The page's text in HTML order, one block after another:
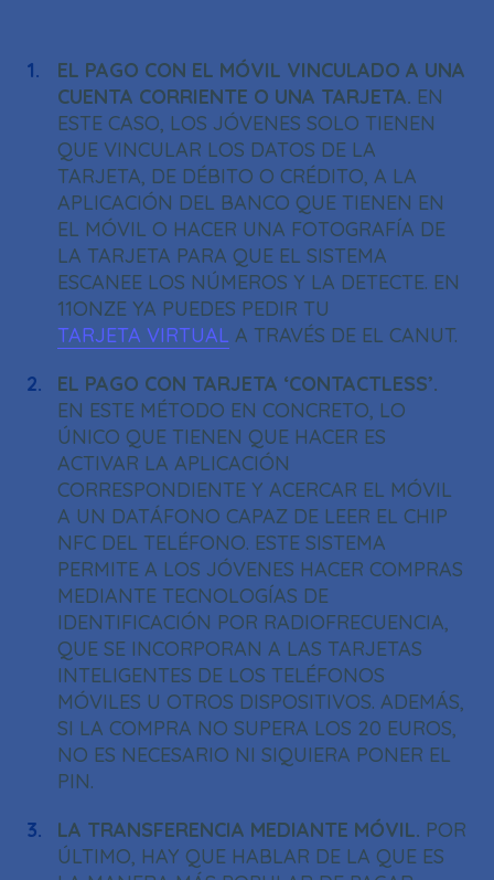
EL PAGO CON EL MÓVIL VINCULADO A UNA
CUENTA CORRIENTE O UNA TARJETA. EN
ESTE CASO, LOS JÓVENES SOLO TIENEN
QUE VINCULAR LOS DATOS DE LA
TARJETA, DE DÉBITO O CRÉDITO, A LA
APLICACIÓN DEL BANCO QUE TIENEN EN
EL MÓVIL O HACER UNA FOTOGRAFÍA DE
LA TARJETA PARA QUE EL SISTEMA
ESCANEE LOS NÚMEROS Y LA DETECTE. EN
11ONZE YA PUEDES PEDIR TU
TARJETA VIRTUAL A TRAVÉS DE EL CANUT.
EL PAGO CON TARJETA ‘CONTACTLESS’.
EN ESTE MÉTODO EN CONCRETO, LO
ÚNICO QUE TIENEN QUE HACER ES
ACTIVAR LA APLICACIÓN
CORRESPONDIENTE Y ACERCAR EL MÓVIL
A UN DATÁFONO CAPAZ DE LEER EL CHIP
NFC DEL TELÉFONO. ESTE SISTEMA
PERMITE A LOS JÓVENES HACER COMPRAS
MEDIANTE TECNOLOGÍAS DE
IDENTIFICACIÓN POR RADIOFRECUENCIA,
QUE SE INCORPORAN A LAS TARJETAS
INTELIGENTES DE LOS TELÉFONOS
MÓVILES U OTROS DISPOSITIVOS. ADEMÁS,
SI LA COMPRA NO SUPERA LOS 20 EUROS,
NO ES NECESARIO NI SIQUIERA PONER EL
PIN.
LA TRANSFERENCIA MEDIANTE MÓVIL. POR
ÚLTIMO, HAY QUE HABLAR DE LA QUE ES